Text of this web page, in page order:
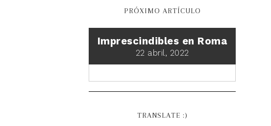
PRÓXIMO ARTÍCULO
Imprescindibles en Roma
22 abril, 2022
TRANSLATE :)